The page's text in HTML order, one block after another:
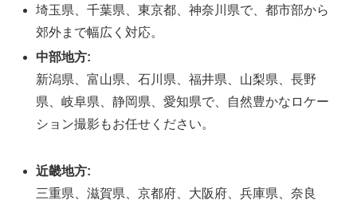
埼玉県、千葉県、東京都、神奈川県で、都市部から
郊外まで幅広く対応。
中部地方:
新潟県、富山県、石川県、福井県、山梨県、長野
県、岐阜県、静岡県、愛知県で、自然豊かなロケー
ション撮影もお任せください。
近畿地方:
三重県、滋賀県、京都府、大阪府、兵庫県、奈良